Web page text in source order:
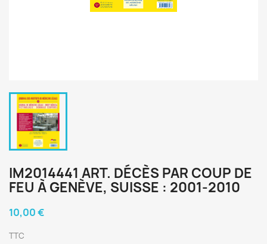
IM2014441 ART. DÉCÈS PAR COUP DE
FEU À GENÈVE, SUISSE : 2001-2010
10,00 €
TTC